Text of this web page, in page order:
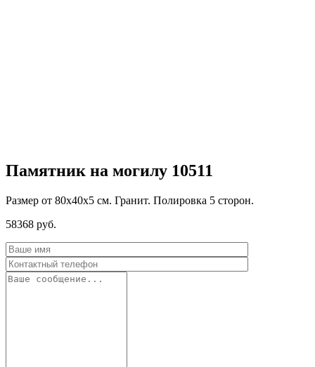
Памятник на могилу 10511
Размер от 80х40х5 см. Гранит. Полировка 5 сторон.
58368 руб.